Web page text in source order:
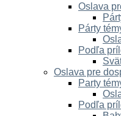
Oslava
Párty
Podľa
Oslava pre
Party
Podľa